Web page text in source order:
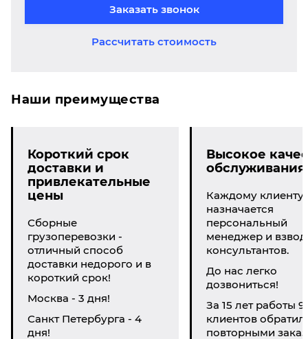
Заказать звонок
Рассчитать стоимость
Наши преимущества
Короткий срок
доставки и
привлекательные
цены
Сборные
грузоперевозки -
отличный способ
доставки недорого и в
короткий срок!
Москва - 3 дня!
Санкт Петербурга - 4
дня!
Высокое
обслуживания
Каждому клиенту
назначается
персональный
менеджер и взвод
консультантов.
До нас легко
дозвониться!
За 15 лет работы
клиентов
повторными